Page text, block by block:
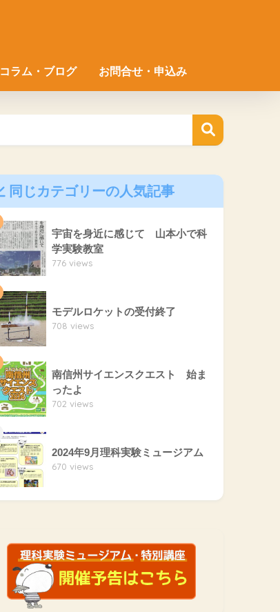
コラム・ブログ お問合せ・申込み
同じカテゴリーの人気記事
宇宙を身近に感じて 山本小で科
学実験教室
776 views
モデルロケットの受付終了
708 views
南信州サイエンスクエスト 始ま
ったよ
702 views
2024年9月理科実験ミュージアム
670 views